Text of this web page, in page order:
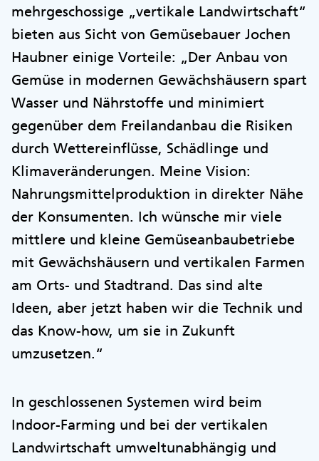
mehrgeschossige „vertikale Landwirtschaft“
bieten aus Sicht von Gemüsebauer Jochen
Haubner einige Vorteile: „Der Anbau von
Gemüse in modernen Gewächshäusern spart
Wasser und Nährstoffe und minimiert
gegenüber dem Freilandanbau die Risiken
durch Wettereinflüsse, Schädlinge und
Klimaveränderungen. Meine Vision:
Nahrungsmittelproduktion in direkter Nähe
der Konsumenten. Ich wünsche mir viele
mittlere und kleine Gemüseanbaubetriebe
mit Gewächshäusern und vertikalen Farmen
am Orts- und Stadtrand. Das sind alte
Ideen, aber jetzt haben wir die Technik und
das Know-how, um sie in Zukunft
umzusetzen.“
In geschlossenen Systemen wird beim
Indoor-Farming und bei der vertikalen
Landwirtschaft umweltunabhängig und